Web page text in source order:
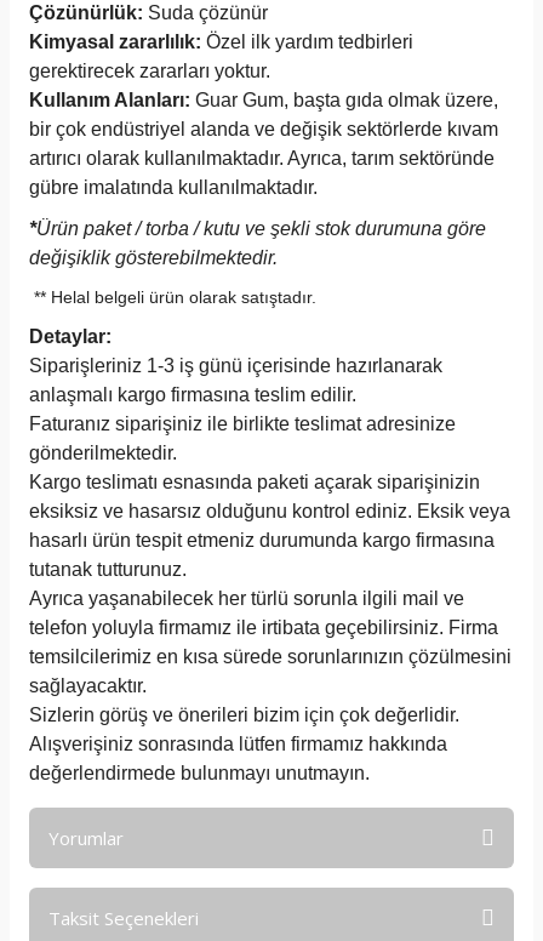
Çözünürlük: Suda çözünür
Kimyasal zararlılık: Özel ilk yardım tedbirleri
gerektirecek zararları yoktur.
Kullanım Alanları: Guar Gum, başta gıda olmak üzere,
bir çok endüstriyel alanda ve değişik sektörlerde kıvam
artırıcı olarak kullanılmaktadır. Ayrıca, tarım sektöründe
gübre imalatında kullanılmaktadır.
*Ürün paket / torba / kutu ve şekli stok durumuna göre
değişiklik gösterebilmektedir.
** Helal belgeli ürün olarak satıştadır.
Detaylar:
Siparişleriniz 1-3 iş günü içerisinde hazırlanarak
anlaşmalı kargo firmasına teslim edilir.
Faturanız siparişiniz ile birlikte teslimat adresinize
gönderilmektedir.
Kargo teslimatı esnasında paketi açarak siparişinizin
eksiksiz ve hasarsız olduğunu kontrol ediniz. Eksik veya
hasarlı ürün tespit etmeniz durumunda kargo firmasına
tutanak tutturunuz.
Ayrıca yaşanabilecek her türlü sorunla ilgili mail ve
telefon yoluyla firmamız ile irtibata geçebilirsiniz. Firma
temsilcilerimiz en kısa sürede sorunlarınızın çözülmesini
sağlayacaktır.
Sizlerin görüş ve önerileri bizim için çok değerlidir.
Alışverişiniz sonrasında lütfen firmamız hakkında
değerlendirmede bulunmayı unutmayın.
Yorumlar
Taksit Seçenekleri